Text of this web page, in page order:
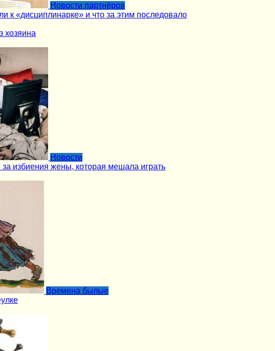
Новости партнёров
к «дисциплинарке» и что за этим последовало
хозяина
Новости
избиения жены, которая мешала играть
Времена былые